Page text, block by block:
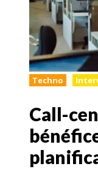
Techno
Call-